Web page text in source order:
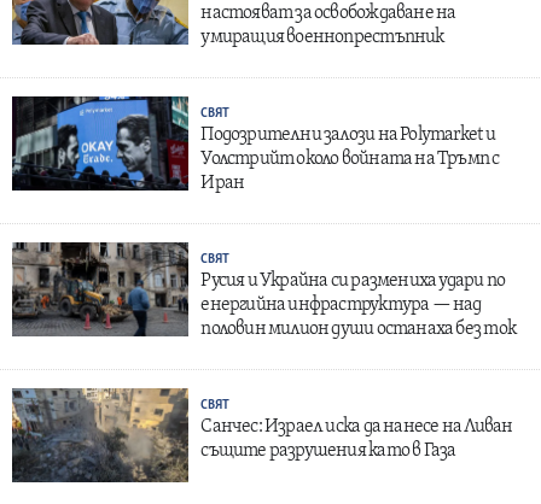
настояват за освобождаване на
умиращия военнопрестъпник
СВЯТ
Подозрителни залози на Polymarket и
Уолстрийт около войната на Тръмп с
Иран
СВЯТ
Русия и Украйна си размениха удари по
енергийна инфраструктура — над
половин милион души останаха без ток
СВЯТ
Санчес: Израел иска да нанесе на Ливан
същите разрушения като в Газа